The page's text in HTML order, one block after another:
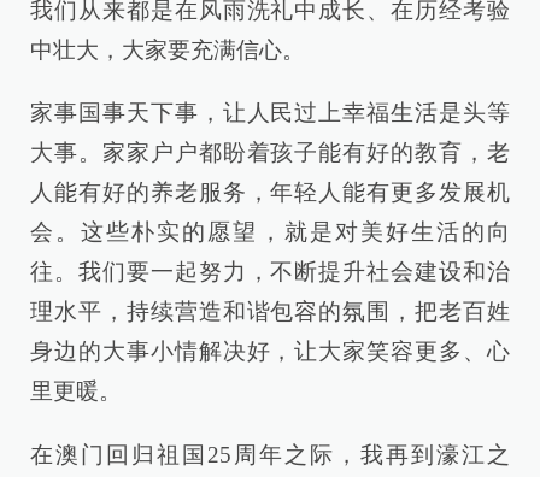
我们从来都是在风雨洗礼中成长、在历经考验
中壮大，大家要充满信心。
家事国事天下事，让人民过上幸福生活是头等
大事。家家户户都盼着孩子能有好的教育，老
人能有好的养老服务，年轻人能有更多发展机
会。这些朴实的愿望，就是对美好生活的向
往。我们要一起努力，不断提升社会建设和治
理水平，持续营造和谐包容的氛围，把老百姓
身边的大事小情解决好，让大家笑容更多、心
里更暖。
在澳门回归祖国25周年之际，我再到濠江之